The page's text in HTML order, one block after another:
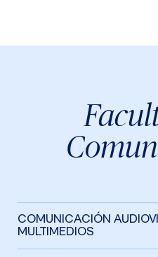
COMUNICACIÓN
MULTIMEDIOS